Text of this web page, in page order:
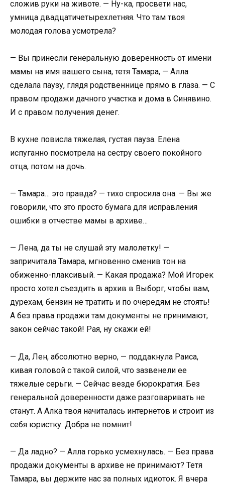
сложив руки на животе. — Ну-ка, просвети нас,
умница двадцатичетырехлетняя. Что там твоя
молодая голова усмотрела?
— Вы принесли генеральную доверенность от имени
мамы на имя вашего сына, тетя Тамара, — Алла
сделала паузу, глядя родственнице прямо в глаза. — С
правом продажи дачного участка и дома в Синявино.
И с правом получения денег.
В кухне повисла тяжелая, густая пауза. Елена
испуганно посмотрела на сестру своего покойного
отца, потом на дочь.
— Тамара… это правда? — тихо спросила она. — Вы же
говорили, что это просто бумага для исправления
ошибки в отчестве мамы в архиве…
— Лена, да ты не слушай эту малолетку! —
запричитала Тамара, мгновенно сменив тон на
обиженно-плаксивый. — Какая продажа? Мой Игорек
просто хотел съездить в архив в Выборг, чтобы вам,
дурехам, бензин не тратить и по очередям не стоять!
А без права продажи там документы не принимают,
закон сейчас такой! Рая, ну скажи ей!
— Да, Лен, абсолютно верно, — поддакнула Раиса,
кивая головой с такой силой, что зазвенели ее
тяжелые серьги. — Сейчас везде бюрократия. Без
генеральной доверенности даже разговаривать не
станут. А Алка твоя начиталась интернетов и строит из
себя юристку. Добра не помнит!
— Да ладно? — Алла горько усмехнулась. — Без права
продажи документы в архиве не принимают? Тетя
Тамара, вы держите нас за полных идиоток. Я вчера